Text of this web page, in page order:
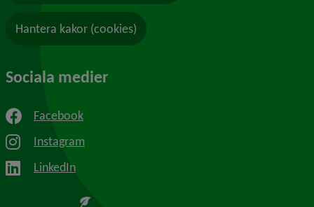
Hantera kakor (cookies)
Sociala medier
Facebook
Instagram
LinkedIn